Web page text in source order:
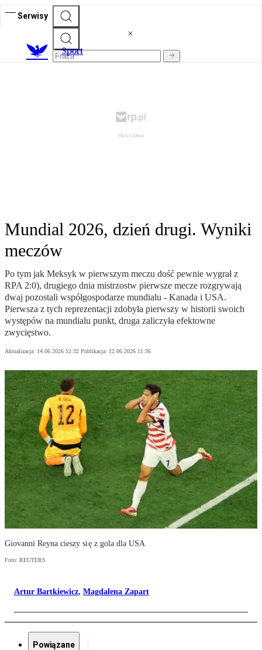
Serwisy
Sport
Mundial 2026, dzień drugi. Wyniki
meczów
Po tym jak Meksyk w pierwszym meczu dość pewnie wygrał z
RPA 2:0), drugiego dnia mistrzostw pierwsze mecze rozgrywają
dwaj pozostali współgospodarze mundialu - Kanada i USA.
Pierwsza z tych reprezentacji zdobyła pierwszy w historii swoich
występów na mundialu punkt, druga zaliczyła efektowne
zwycięstwo.
Aktualizacja: 14.06.2026 12:32 Publikacja: 12.06.2026 11:36
Giovanni Reyna cieszy się z gola dla USA
Foto: REUTERS
Artur Bartkiewicz, Magdalena Zapart
Powiązane